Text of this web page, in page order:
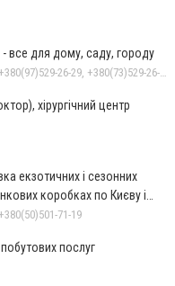
все для дому, саду, городу
хірургічний центр
екзотичних і сезонних
коробках по Києву і
71-19
послуг